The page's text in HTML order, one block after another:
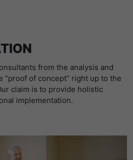
from the analysis and
“proof of concept” right up to the
claim is to provide holistic
implementation.
唯一的ID，用于生成访问者如何使
统计数据。
von Cookies für nicht
die Datenweiterleitung von